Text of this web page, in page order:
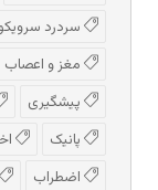
سردرد
مغز و اعصاب
پیشگیری
پانیک
اضطراب